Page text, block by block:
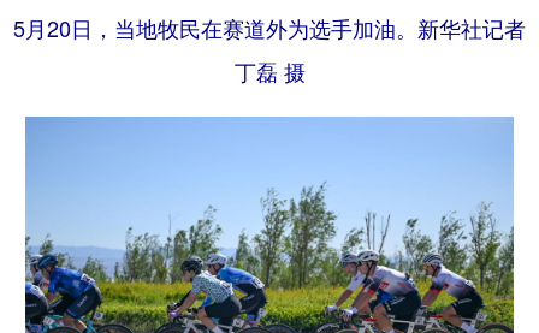
5月20日，当地牧民在赛道外为选手加油。新华社记者
丁磊 摄